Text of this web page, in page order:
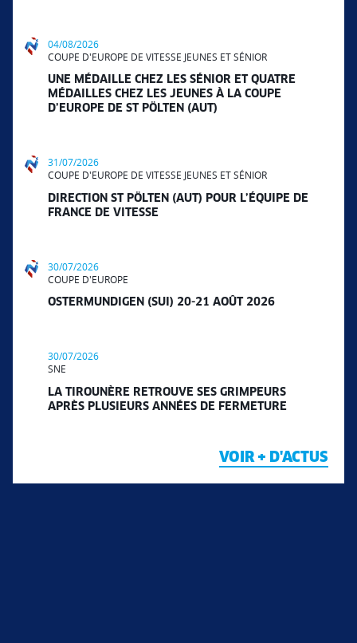
04/08/2026
COUPE D'EUROPE DE VITESSE JEUNES ET SÉNIOR
UNE MÉDAILLE CHEZ LES SÉNIOR ET QUATRE
MÉDAILLES CHEZ LES JEUNES À LA COUPE
D’EUROPE DE ST PÖLTEN (AUT)
31/07/2026
COUPE D'EUROPE DE VITESSE JEUNES ET SÉNIOR
DIRECTION ST PÖLTEN (AUT) POUR L’ÉQUIPE DE
FRANCE DE VITESSE
30/07/2026
COUPE D'EUROPE
OSTERMUNDIGEN (SUI) 20-21 AOÛT 2026
30/07/2026
SNE
LA TIROUNÈRE RETROUVE SES GRIMPEURS
APRÈS PLUSIEURS ANNÉES DE FERMETURE
VOIR + D'ACTUS